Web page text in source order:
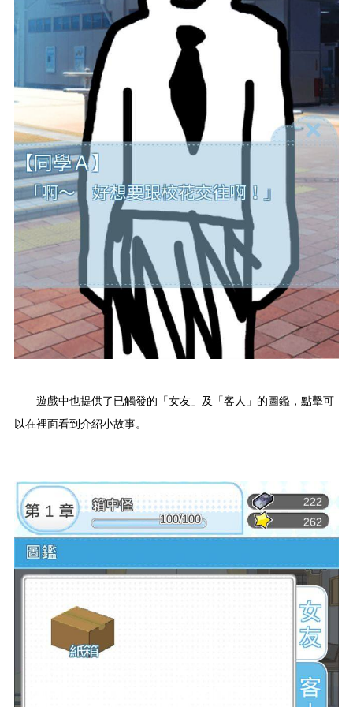
遊戲中也提供了已觸發的「女友」及「客人」的圖鑑，點擊可
以在裡面看到介紹小故事。